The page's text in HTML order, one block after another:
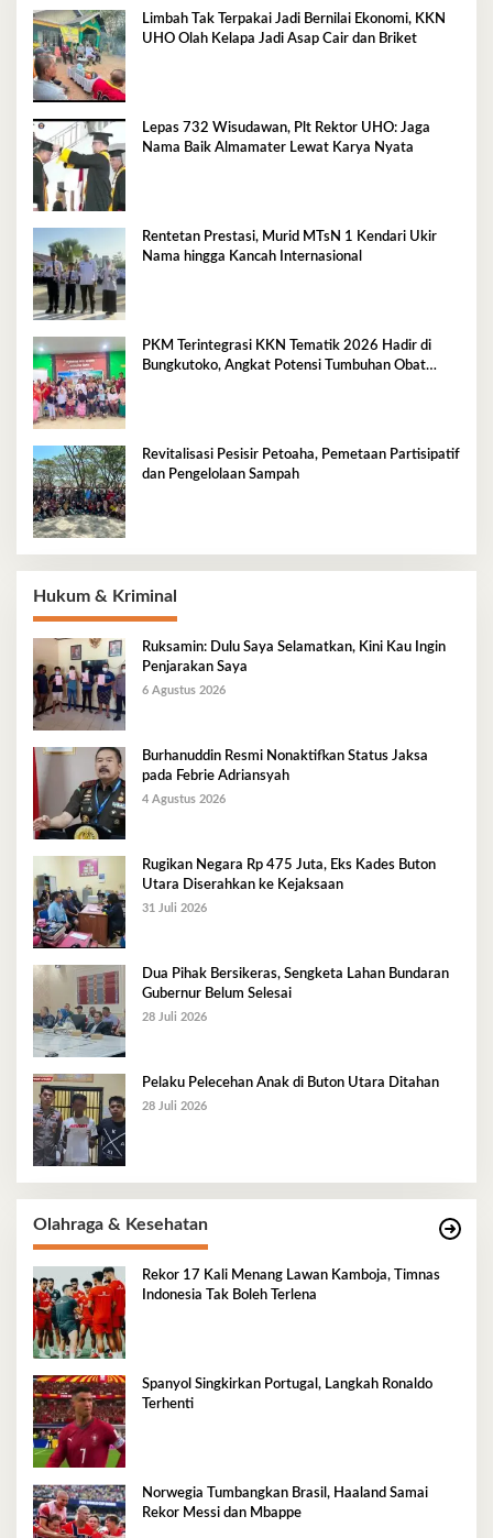
Limbah Tak Terpakai Jadi Bernilai Ekonomi, KKN
UHO Olah Kelapa Jadi Asap Cair dan Briket
Lepas 732 Wisudawan, Plt Rektor UHO: Jaga
Nama Baik Almamater Lewat Karya Nyata
Rentetan Prestasi, Murid MTsN 1 Kendari Ukir
Nama hingga Kancah Internasional
PKM Terintegrasi KKN Tematik 2026 Hadir di
Bungkutoko, Angkat Potensi Tumbuhan Obat
Revitalisasi Pesisir Petoaha, Pemetaan Partisipatif
dan Pengelolaan Sampah
Hukum & Kriminal
Ruksamin: Dulu Saya Selamatkan, Kini Kau Ingin
Penjarakan Saya
6 Agustus 2026
Burhanuddin Resmi Nonaktifkan Status Jaksa
pada Febrie Adriansyah
4 Agustus 2026
Rugikan Negara Rp 475 Juta, Eks Kades Buton
Utara Diserahkan ke Kejaksaan
31 Juli 2026
Dua Pihak Bersikeras, Sengketa Lahan Bundaran
Gubernur Belum Selesai
28 Juli 2026
Pelaku Pelecehan Anak di Buton Utara Ditahan
28 Juli 2026
Olahraga & Kesehatan
Rekor 17 Kali Menang Lawan Kamboja, Timnas
Indonesia Tak Boleh Terlena
Spanyol Singkirkan Portugal, Langkah Ronaldo
Terhenti
Norwegia Tumbangkan Brasil, Haaland Samai
Rekor Messi dan Mbappe